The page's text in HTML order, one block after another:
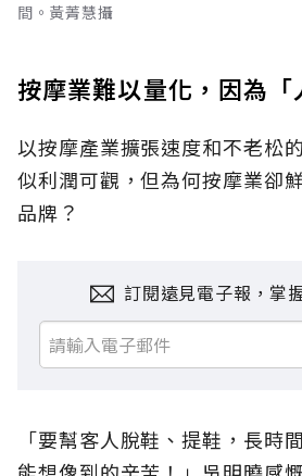
間。黃菁慧攝
按摩業難以量化，因為「
以按摩產業擴張速度和不老松
似利潤可觀，但為何按摩業卻
品牌？
訂閱遠見電子報，掌
「要幫客人脫鞋、提鞋，長時